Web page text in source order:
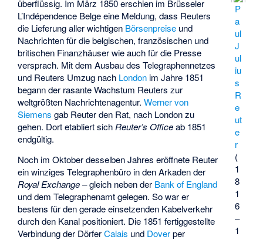
P
a
ul
J
ul
iu
s
R
e
ut
e
r
(
1
8
1
6
–
1
überflüssig. Im März 1850 erschien im Brüsseler
L’Indépendence Belgeeine Meldung, dass Reuters
die Lieferung aller wichtigen Börsenpreise und
Nachrichten für die belgischen, französischen und
britischen Finanzhäuser wie auch für die Presse
versprach. Mit dem Ausbau des Telegraphennetzes
und Reuters Umzug nach London im Jahre 1851
begann der rasante Wachstum Reuters zur
weltgrößten Nachrichtenagentur.Werner von
Siemens gab Reuter den Rat, nach London zu
gehen. Dort etabliert sich Reuter’s Officeab 1851
endgültig.
Noch im Oktober desselben Jahres eröffnete Reuter
ein winziges Telegraphenbüro in den Arkaden der
Royal Exchange– gleich neben der Bank of England
und dem Telegraphenamt gelegen. So war er
bestens für den gerade einsetzenden Kabelverkehr
durch den Kanal positioniert. Die 1851 fertiggestellte
Verbindung der DörferCalais und Doverper